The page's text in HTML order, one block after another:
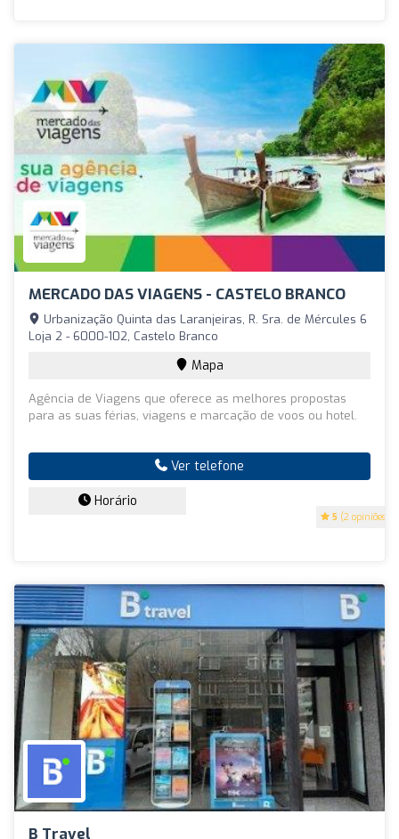
MERCADO DAS VIAGENS - CASTELO BRANCO
5 (2 opiniões)
Urbanização Quinta das Laranjeiras, R. Sra. de Mércules 6
Loja 2 - 6000-102, Castelo Branco
Mapa
Agência de Viagens que oferece as melhores propostas
para as suas férias, viagens e marcação de voos ou hotel.
Ver telefone
Horário
B Travel